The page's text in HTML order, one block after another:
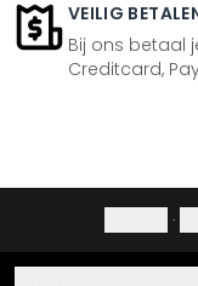
VEILIG
Bij ons betaal
Creditcard,
·